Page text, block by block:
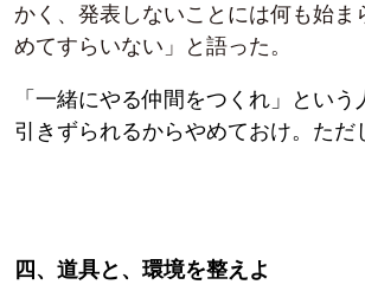
かく、発表しないことには何も始
めてすらいない」と語った。
「一緒にやる仲間をつくれ」とい
引きずられるからやめておけ。ただ
四、道具と、環境を整えよ